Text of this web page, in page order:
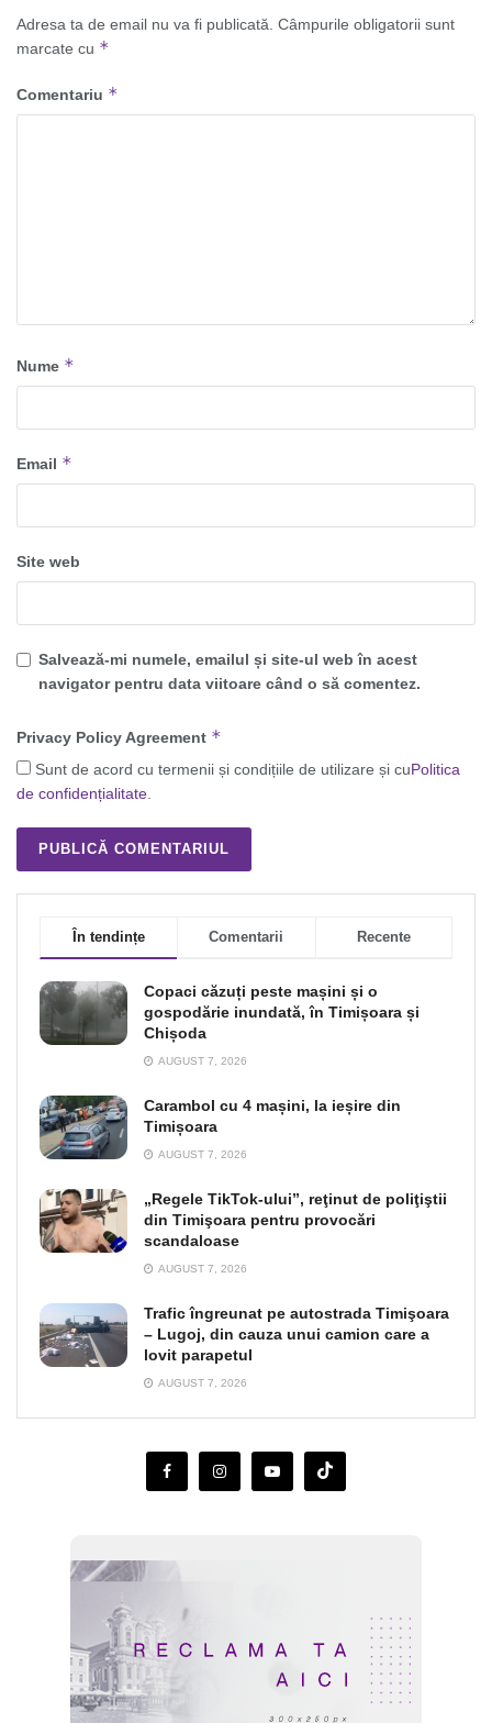
Adresa ta de email nu va fi publicată. Câmpurile obligatorii sunt
marcate cu *
Comentariu *
Nume *
Email *
Site web
Salvează-mi numele, emailul și site-ul web în acest
navigator pentru data viitoare când o să comentez.
Privacy Policy Agreement *
Sunt de acord cu termenii și condițiile de utilizare și cuPolitica
de confidențialitate.
În tendințe Comentarii Recente
Copaci căzuți peste mașini și o
gospodărie inundată, în Timișoara și
Chișoda
AUGUST 7, 2026
Carambol cu 4 mașini, la ieșire din
Timișoara
AUGUST 7, 2026
„Regele TikTok-ului”, reţinut de poliţiştii
din Timişoara pentru provocări
scandaloase
AUGUST 7, 2026
Trafic îngreunat pe autostrada Timişoara
– Lugoj, din cauza unui camion care a
lovit parapetul
AUGUST 7, 2026